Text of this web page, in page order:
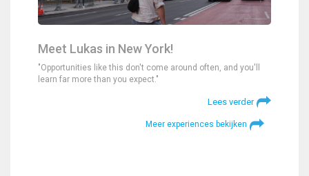
Meet Lukas in New York!
"Opportunities like this don't come around often, and you'll
learn far more than you expect."
Lees verder
Meer experiences bekijken